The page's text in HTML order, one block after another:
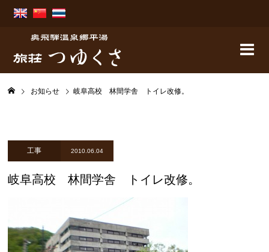
お知らせ 岐阜高校 林間学舎 トイレ改修。
工事 2010.06.04
岐阜高校 林間学舎 トイレ改修。